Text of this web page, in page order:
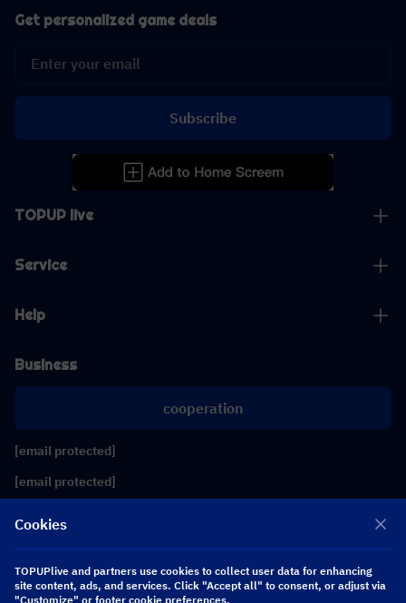
TOPUP live
Service
Help
Business
cooperation
[email protected]
[email protected]
Get personalized game deals
Subscribe
Follow us
Copyright 2026 SEA WHALE TECHNOLOGY PTE.LTD. All Rights Reserved.
Cookies
TOPUPlive and partners use cookies to collect user data for enhancing
site content, ads, and services. Click "Accept all" to consent, or adjust via
"Customize" or footer cookie preferences.